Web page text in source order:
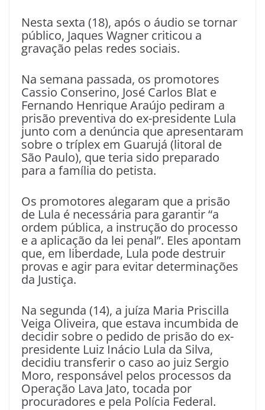
Nesta sexta (18), após o áudio se tornar
público, Jaques Wagner criticou a
gravação pelas redes sociais.
Na semana passada, os promotores
Cassio Conserino, José Carlos Blat e
Fernando Henrique Araújo pediram a
prisão preventiva do ex-presidente Lula
junto com a denúncia que apresentaram
sobre o tríplex em Guarujá (litoral de
São Paulo), que teria sido preparado
para a família do petista.
Os promotores alegaram que a prisão
de Lula é necessária para garantir “a
ordem pública, a instrução do processo
e a aplicação da lei penal”. Eles apontam
que, em liberdade, Lula pode destruir
provas e agir para evitar determinações
da Justiça.
Na segunda (14), a juíza Maria Priscilla
Veiga Oliveira, que estava incumbida de
decidir sobre o pedido de prisão do ex-
presidente Luiz Inácio Lula da Silva,
decidiu transferir o caso ao juiz Sergio
Moro, responsável pelos processos da
Operação Lava Jato, tocada por
procuradores e pela Polícia Federal.